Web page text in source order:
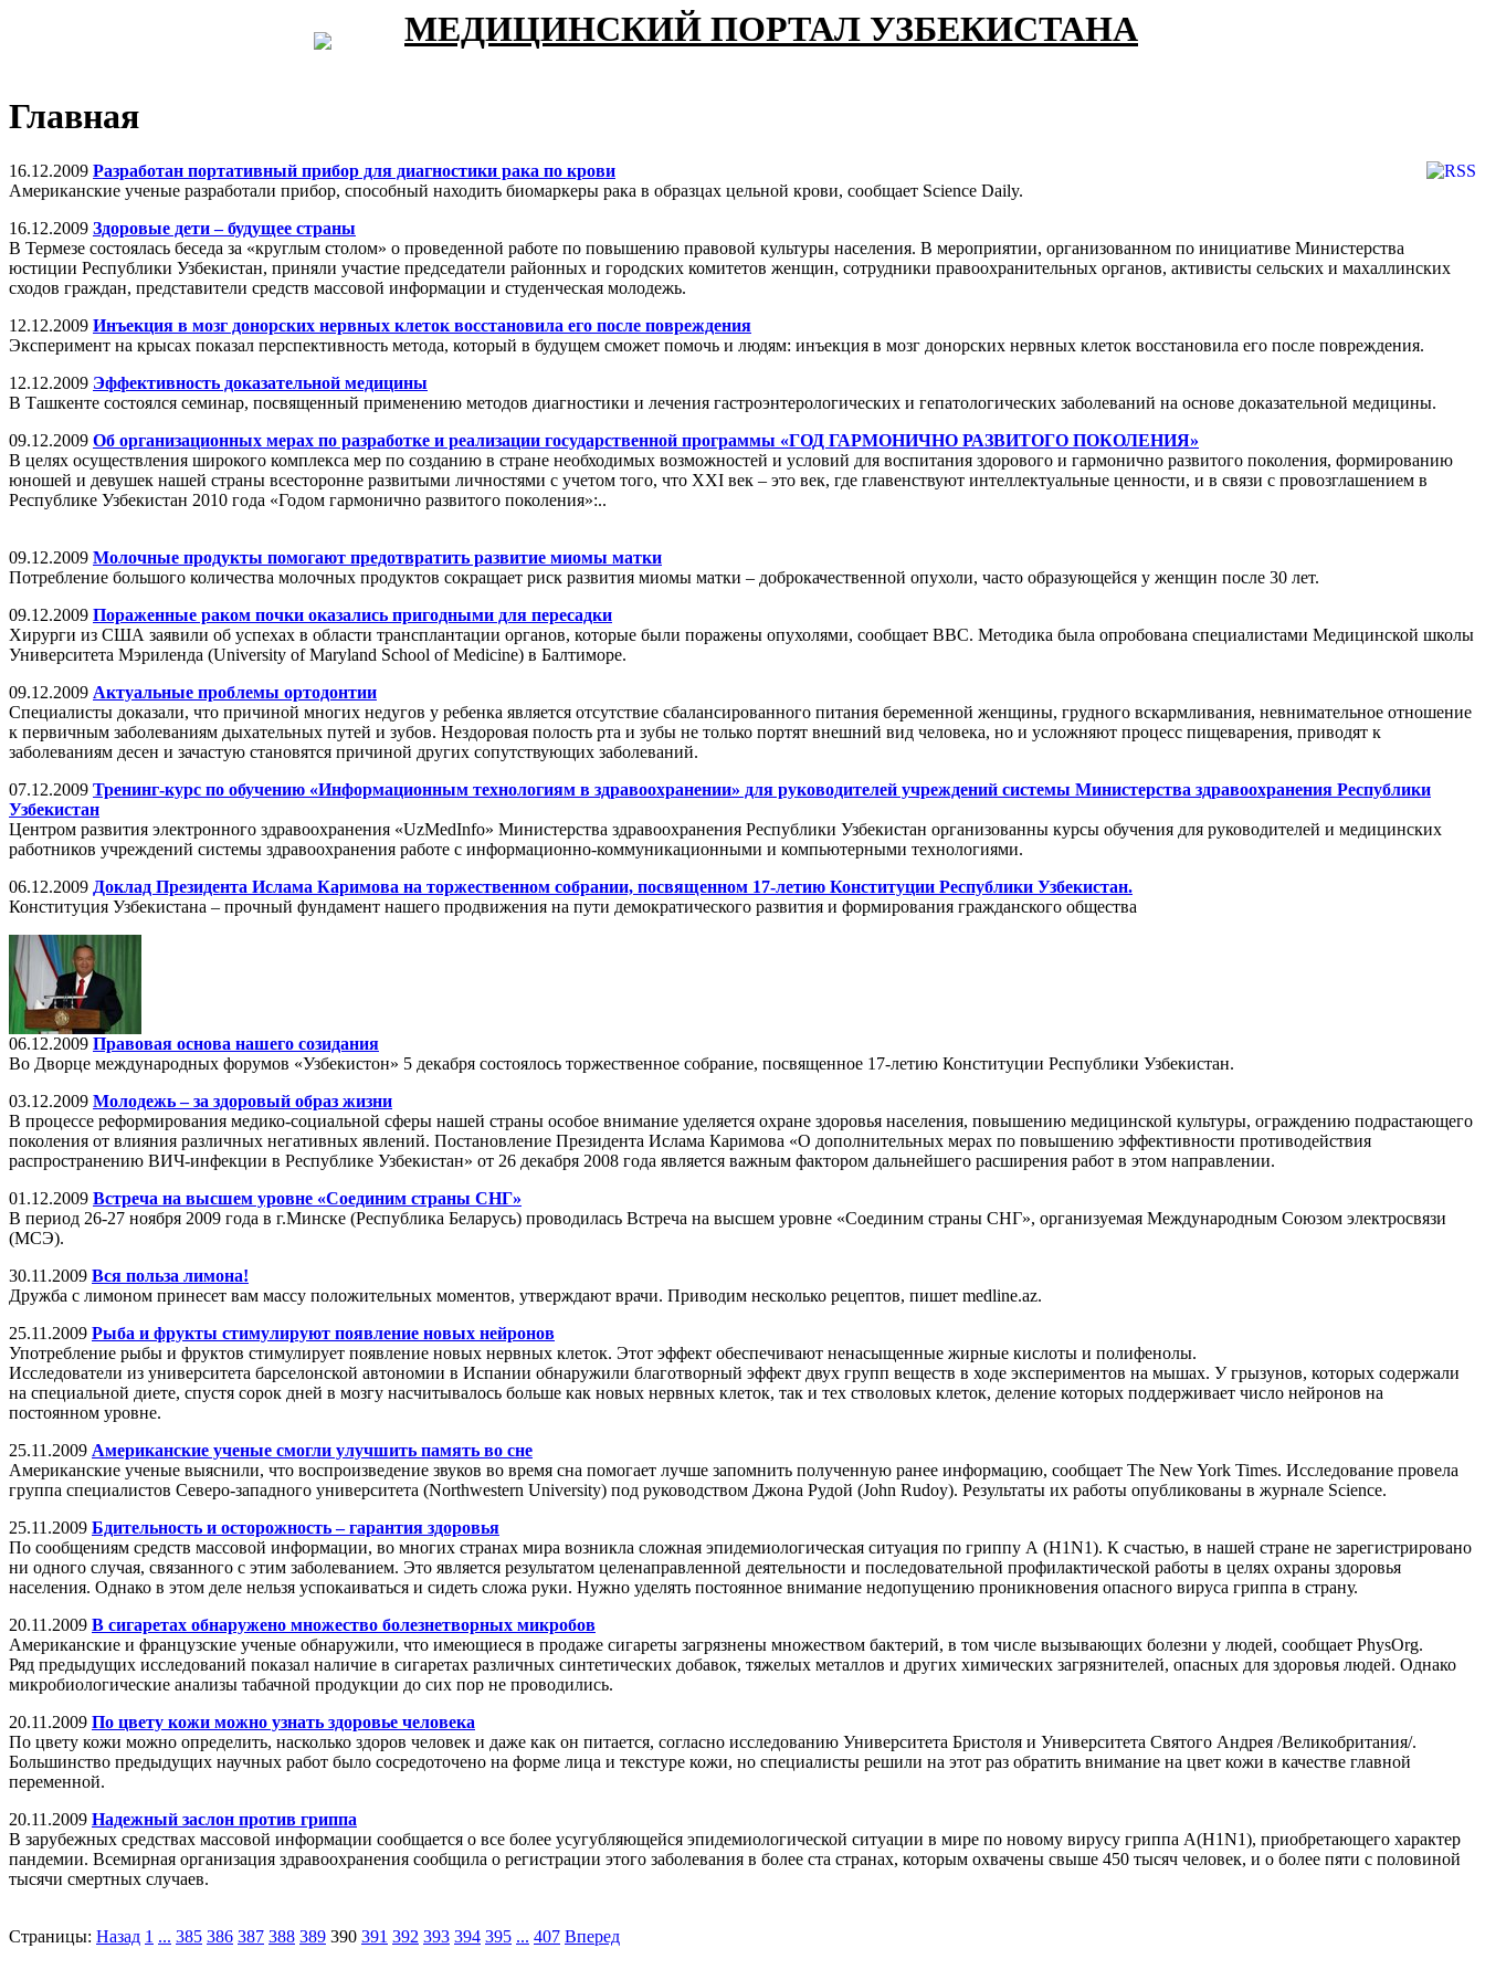
МЕДИЦИНСКИЙ ПОРТАЛ УЗБЕКИСТАНА
Главная
16.12.2009 Разработан портативный прибор для диагностики рака по крови
Американские ученые разработали прибор, способный находить биомаркеры рака в образцах цельной крови, сообщает Science Daily.
16.12.2009 Здоровые дети – будущее страны
В Термезе состоялась беседа за «круглым столом» о проведенной работе по повышению правовой культуры населения. В мероприятии, организованном по инициативе Министерства
юстиции Республики Узбекистан, приняли участие председатели районных и городских комитетов женщин, сотрудники правоохранительных органов, активисты сельских и махаллинских
сходов граждан, представители средств массовой информации и студенческая молодежь.
12.12.2009 Инъекция в мозг донорских нервных клеток восстановила его после повреждения
Эксперимент на крысах показал перспективность метода, который в будущем сможет помочь и людям: инъекция в мозг донорских нервных клеток восстановила его после повреждения.
12.12.2009 Эффективность доказательной медицины
В Ташкенте состоялся семинар, посвященный применению методов диагностики и лечения гастроэнтерологических и гепатологических заболеваний на основе доказательной медицины.
09.12.2009 Об организационных мерах по разработке и реализации государственной программы «ГОД ГАРМОНИЧНО РАЗВИТОГО ПОКОЛЕНИЯ»
В целях осуществления широкого комплекса мер по созданию в стране необходимых возможностей и условий для воспитания здорового и гармонично развитого поколения, формированию
юношей и девушек нашей страны всесторонне развитыми личностями с учетом того, что XXI век – это век, где главенствуют интеллектуальные ценности, и в связи с провозглашением в
Республике Узбекистан 2010 года «Годом гармонично развитого поколения»:..
09.12.2009 Молочные продукты помогают предотвратить развитие миомы матки
Потребление большого количества молочных продуктов сокращает риск развития миомы матки – доброкачественной опухоли, часто образующейся у женщин после 30 лет.
09.12.2009 Пораженные раком почки оказались пригодными для пересадки
Хирурги из США заявили об успехах в области трансплантации органов, которые были поражены опухолями, сообщает BBC. Методика была опробована специалистами Медицинской школы
Университета Мэриленда (University of Maryland School of Medicine) в Балтиморе.
09.12.2009 Актуальные проблемы ортодонтии
Специалисты доказали, что причиной многих недугов у ребенка является отсутствие сбалансированного питания беременной женщины, грудного вскармливания, невнимательное отношение
к первичным заболеваниям дыхательных путей и зубов. Нездоровая полость рта и зубы не только портят внешний вид человека, но и усложняют процесс пищеварения, приводят к
заболеваниям десен и зачастую становятся причиной других сопутствующих заболеваний.
07.12.2009 Тренинг-курс по обучению «Информационным технологиям в здравоохранении» для руководителей учреждений системы Министерства здравоохранения Республики
Узбекистан
Центром развития электронного здравоохранения «UzMedInfo» Министерства здравоохранения Республики Узбекистан организованны курсы обучения для руководителей и медицинских
работников учреждений системы здравоохранения работе с информационно-коммуникационными и компьютерными технологиями.
06.12.2009 Доклад Президента Ислама Каримова на торжественном собрании, посвященном 17-летию Конституции Республики Узбекистан.
Конституция Узбекистана – прочный фундамент нашего продвижения на пути демократического развития и формирования гражданского общества
06.12.2009 Правовая основа нашего созидания
Во Дворце международных форумов «Узбекистон» 5 декабря состоялось торжественное собрание, посвященное 17-летию Конституции Республики Узбекистан.
03.12.2009 Молодежь – за здоровый образ жизни
В процессе реформирования медико-социальной сферы нашей страны особое внимание уделяется охране здоровья населения, повышению медицинской культуры, ограждению подрастающего
поколения от влияния различных негативных явлений. Постановление Президента Ислама Каримова «О дополнительных мерах по повышению эффективности противодействия
распространению ВИЧ-инфекции в Республике Узбекистан» от 26 декабря 2008 года является важным фактором дальнейшего расширения работ в этом направлении.
01.12.2009 Встреча на высшем уровне «Соединим страны СНГ»
В период 26-27 ноября 2009 года в г.Минске (Республика Беларусь) проводилась Встреча на высшем уровне «Соединим страны СНГ», организуемая Международным Союзом электросвязи
(МСЭ).
30.11.2009 Вся польза лимона!
Дружба с лимоном принесет вам массу положительных моментов, утверждают врачи. Приводим несколько рецептов, пишет medline.az.
25.11.2009 Рыба и фрукты стимулируют появление новых нейронов
Употребление рыбы и фруктов стимулирует появление новых нервных клеток. Этот эффект обеспечивают ненасыщенные жирные кислоты и полифенолы.
Исследователи из университета барселонской автономии в Испании обнаружили благотворный эффект двух групп веществ в ходе экспериментов на мышах. У грызунов, которых содержали
на специальной диете, спустя сорок дней в мозгу насчитывалось больше как новых нервных клеток, так и тех стволовых клеток, деление которых поддерживает число нейронов на
постоянном уровне.
25.11.2009 Американские ученые смогли улучшить память во сне
Американские ученые выяснили, что воспроизведение звуков во время сна помогает лучше запомнить полученную ранее информацию, сообщает The New York Times. Исследование провела
группа специалистов Северо-западного университета (Northwestern University) под руководством Джона Рудой (John Rudoy). Результаты их работы опубликованы в журнале Science.
25.11.2009 Бдительность и осторожность – гарантия здоровья
По сообщениям средств массовой информации, во многих странах мира возникла сложная эпидемиологическая ситуация по гриппу А (H1N1). К счастью, в нашей стране не зарегистрировано
ни одного случая, связанного с этим заболеванием. Это является результатом целенаправленной деятельности и последовательной профилактической работы в целях охраны здоровья
населения. Однако в этом деле нельзя успокаиваться и сидеть сложа руки. Нужно уделять постоянное внимание недопущению проникновения опасного вируса гриппа в страну.
20.11.2009 В сигаретах обнаружено множество болезнетворных микробов
Американские и французские ученые обнаружили, что имеющиеся в продаже сигареты загрязнены множеством бактерий, в том числе вызывающих болезни у людей, сообщает PhysOrg.
Ряд предыдущих исследований показал наличие в сигаретах различных синтетических добавок, тяжелых металлов и других химических загрязнителей, опасных для здоровья людей. Однако
микробиологические анализы табачной продукции до сих пор не проводились.
20.11.2009 По цвету кожи можно узнать здоровье человека
По цвету кожи можно определить, насколько здоров человек и даже как он питается, согласно исследованию Университета Бристоля и Университета Святого Андрея /Великобритания/.
Большинство предыдущих научных работ было сосредоточено на форме лица и текстуре кожи, но специалисты решили на этот раз обратить внимание на цвет кожи в качестве главной
переменной.
20.11.2009 Надежный заслон против гриппа
В зарубежных средствах массовой информации сообщается о все более усугубляющейся эпидемиологической ситуации в мире по новому вирусу гриппа А(H1N1), приобретающего характер
пандемии. Всемирная организация здравоохранения сообщила о регистрации этого заболевания в более ста странах, которым охвачены свыше 450 тысяч человек, и о более пяти с половиной
тысячи смертных случаев.
Страницы: Назад 1 ... 385 386 387 388 389 390 391 392 393 394 395 ... 407 Вперед